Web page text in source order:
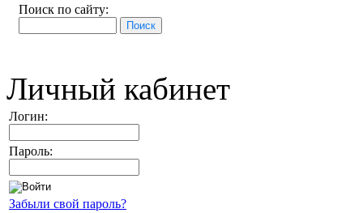
Поиск по сайту:
Личный кабинет
Логин:
Пароль:
Забыли свой пароль?